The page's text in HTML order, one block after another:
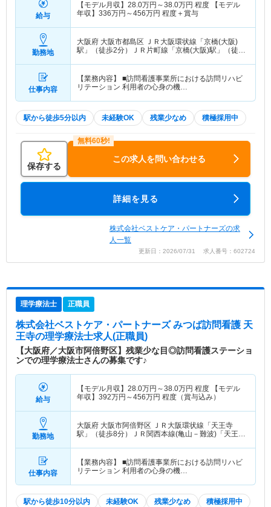
給与
【モデル月収】 28.0万円～38.0万円 程度 【モデル
年収】 336万円～456万円 程度＋賞与
勤務地
大阪府 大阪市都島区 ＪＲ大阪環状線「京橋(大阪)
駅」（徒歩2分）ＪＲ片町線「京橋(大阪)駅」（徒歩
仕事内容
【業務内容】 ■訪問看護事業所における訪問リハビ
リテーション 利用者の心身の機…
駅から徒歩5分以内 未経験OK 残業少なめ 積極採用中
保存する
この求人を問い合わせる
詳細を見る
株式会社ベストケア・パートナーズの求
人一覧
更新日：2026/07/31 求人番号：602724
理学療法士 正職員
株式会社ベストケア・パートナーズ みつば訪問看護 天
王寺の理学療法士求人(正職員)
【大阪府／大阪市阿倍野区】残業少な目◎訪問看護ステーショ
ンでの理学療法士さんの募集です♪
給与
【モデル月収】 28.0万円～38.0万円 程度 【モデル
年収】 392万円～456万円 程度（賞与込み）
勤務地
大阪府 大阪市阿倍野区 ＪＲ大阪環状線「天王寺
駅」（徒歩8分）ＪＲ関西本線(亀山－難波)「天王寺
仕事内容
【業務内容】 ■訪問看護事業所における訪問リハビ
リテーション 利用者の心身の機…
駅から徒歩10分以内 未経験OK 残業少なめ 積極採用中